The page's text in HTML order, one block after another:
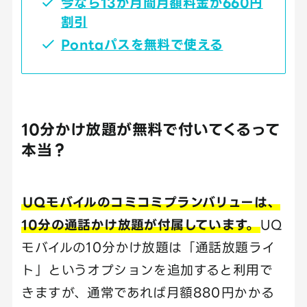
割引
Pontaパスを無料で使える
10分かけ放題が無料で付いてくるって
本当？
UQモバイルのコミコミプランバリューは、
10分の通話かけ放題が付属しています。UQ
モバイルの10分かけ放題は「通話放題ライ
ト」というオプションを追加すると利用で
きますが、通常であれば月額880円かかる